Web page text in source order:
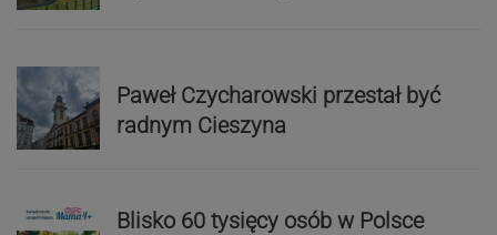
Paweł Czycharowski przestał być
radnym Cieszyna
Blisko 60 tysięcy osób w Polsce